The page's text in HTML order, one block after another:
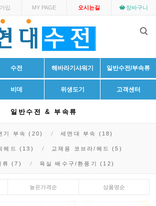
입 MY PAGE 오시는길 장바구니
수전 해바라기샤워기 일반수전/부속류
비데 위생도기 고객센터
일반수전 & 부속류
기 부속 (20) 세면대 부속 (18)
헤드 (13) 교체용 코브라/헤드 (5)
류 (7) 욕실 배수구/환풍기 (12)
높은가격순 상품명순